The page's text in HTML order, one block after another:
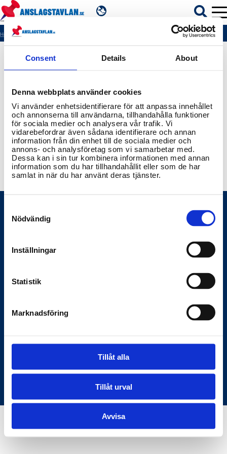
Consent Details About
Denna webbplats använder cookies
Vi använder enhetsidentifierare för att anpassa innehållet
och annonserna till användarna, tillhandahålla funktioner
för sociala medier och analysera vår trafik. Vi
vidarebefordrar även sådana identifierare och annan
information från din enhet till de sociala medier och
annons- och analysföretag som vi samarbetar med.
Dessa kan i sin tur kombinera informationen med annan
information som du har tillhandahållit eller som de har
samlat in när du har använt deras tjänster.
Selection
Nödvändig
Inställningar
Statistik
Marknadsföring
Tillåt alla
Tillåt urval
Avvisa
MYNDIGHETER
REGIONER
KOMMUNER
Hem 404
Anslagstavlan.se
myndigheter och samhället — den digitala
Om oss
© Copyright Anslagstavlan.se